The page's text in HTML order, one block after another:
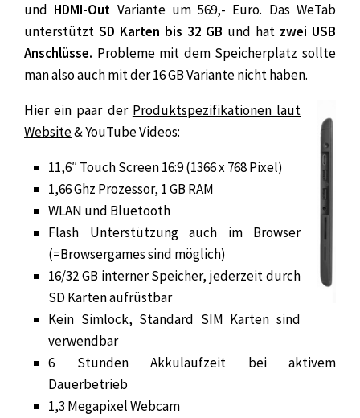
und HDMI-Out Variante um 569,- Euro. Das WeTab
unterstützt SD Karten bis 32 GB und hat zwei USB
Anschlüsse. Probleme mit dem Speicherplatz sollte
man also auch mit der 16 GB Variante nicht haben.
Hier ein paar der Produktspezifikationen laut
Website& YouTube Videos:
11,6″ Touch Screen 16:9 (1366 x 768 Pixel)
1,66 Ghz Prozessor, 1 GB RAM
WLAN und Bluetooth
Flash Unterstützung auch im Browser
(=Browsergames sind möglich)
16/32 GB interner Speicher, jederzeit durch
SD Karten aufrüstbar
Kein Simlock, Standard SIM Karten sind
verwendbar
6 Stunden Akkulaufzeit bei aktivem
Dauerbetrieb
1,3 Megapixel Webcam